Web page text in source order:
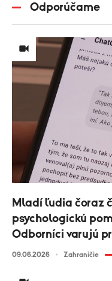
Odporúčame
Mladí ľudia čoraz
psychologickú
Odborníci varujú
09.06.2026 Zahraničie